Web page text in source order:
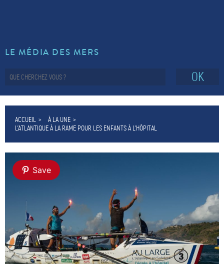
LE MÉDIA DES MERS
OK
ACCUEIL
À LA UNE
L’ATLANTIQUE À LA RAME POUR LES ENFANTS À L’HÔPITAL
Save